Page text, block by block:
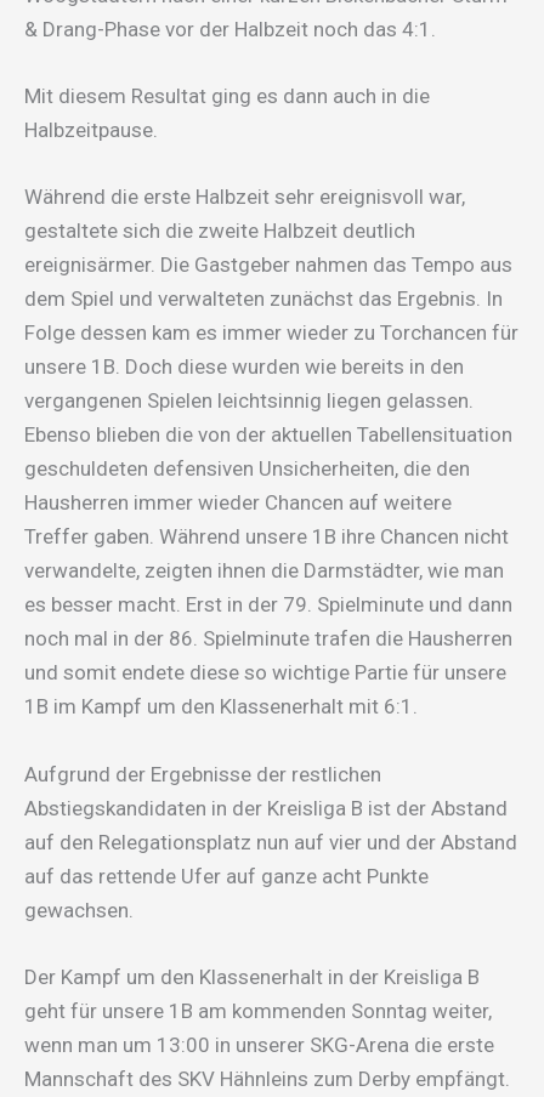
& Drang-Phase vor der Halbzeit noch das 4:1.
Mit diesem Resultat ging es dann auch in die
Halbzeitpause.
Während die erste Halbzeit sehr ereignisvoll war,
gestaltete sich die zweite Halbzeit deutlich
ereignisärmer. Die Gastgeber nahmen das Tempo aus
dem Spiel und verwalteten zunächst das Ergebnis. In
Folge dessen kam es immer wieder zu Torchancen für
unsere 1B. Doch diese wurden wie bereits in den
vergangenen Spielen leichtsinnig liegen gelassen.
Ebenso blieben die von der aktuellen Tabellensituation
geschuldeten defensiven Unsicherheiten, die den
Hausherren immer wieder Chancen auf weitere
Treffer gaben. Während unsere 1B ihre Chancen nicht
verwandelte, zeigten ihnen die Darmstädter, wie man
es besser macht. Erst in der 79. Spielminute und dann
noch mal in der 86. Spielminute trafen die Hausherren
und somit endete diese so wichtige Partie für unsere
1B im Kampf um den Klassenerhalt mit 6:1.
Aufgrund der Ergebnisse der restlichen
Abstiegskandidaten in der Kreisliga B ist der Abstand
auf den Relegationsplatz nun auf vier und der Abstand
auf das rettende Ufer auf ganze acht Punkte
gewachsen.
Der Kampf um den Klassenerhalt in der Kreisliga B
geht für unsere 1B am kommenden Sonntag weiter,
wenn man um 13:00 in unserer SKG-Arena die erste
Mannschaft des SKV Hähnleins zum Derby empfängt.